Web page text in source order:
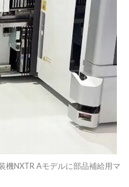
機NXTR Aモデルに部品補給用マ